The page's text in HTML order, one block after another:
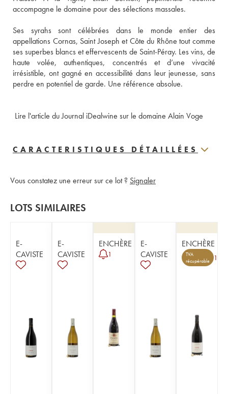
accompagne le domaine pour des sélections massales.
Ses syrahs sont célébrées dans le monde entier des
appellations Cornas, Saint Joseph et Côte du Rhône tout comme
ses superbes blancs et effervescents de Saint-Péray. Les vins, de
haute volée, authentiques, concentrés et d’une vivacité
irrésistible, ont gagné en accessibilité dans leur jeunesse, sans
perdre en potentiel de garde. Une référence absolue.
Lire l'article du Journal iDealwine sur le domaine Alain Voge
CARACTERISTIQUES DÉTAILLÉES
Vous constatez une erreur sur ce lot ? Signaler
LOTS SIMILAIRES
E-
CAVISTE
E-
CAVISTE
ENCHÈRE
1
E-
CAVISTE
ENCHÈRE
TVA
récupérable
1